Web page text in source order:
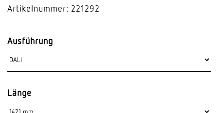
Artikelnummer: 221292
Ausführung
Länge